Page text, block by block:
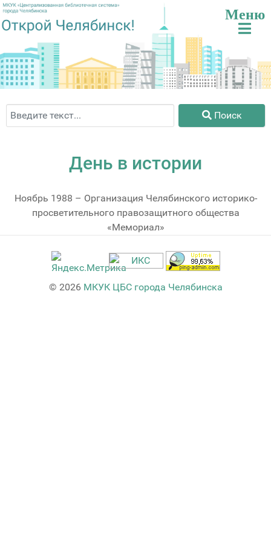
Поиск Поиск
День в истории
Ноябрь 1988 – Организация Челябинского историко-
просветительного правозащитного общества
«Мемориал»
© 2026 МКУК ЦБС города Челябинска